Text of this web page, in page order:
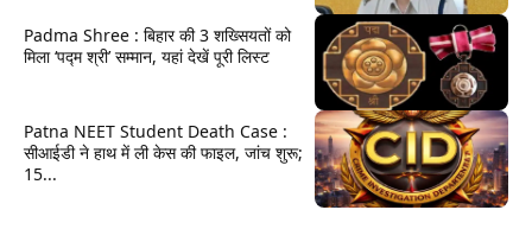
Padma Shree : बिहार की 3 शख्सियतों को
मिला ‘पद्म श्री’ सम्मान, यहां देखें पूरी लिस्ट
Patna NEET Student Death Case :
सीआईडी ने हाथ में ली केस की फाइल, जांच शुरू;
15...